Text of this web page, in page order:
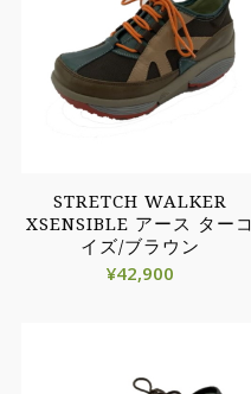
STRETCH WALKER
XSENSIBLE アース ターコ
イズ/ブラウン
¥42,900